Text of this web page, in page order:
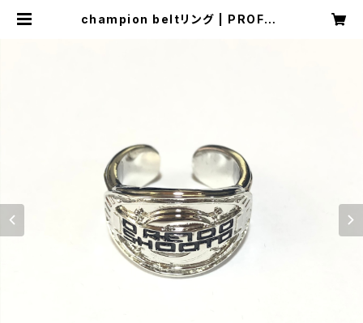
champion beltリング | PROFES